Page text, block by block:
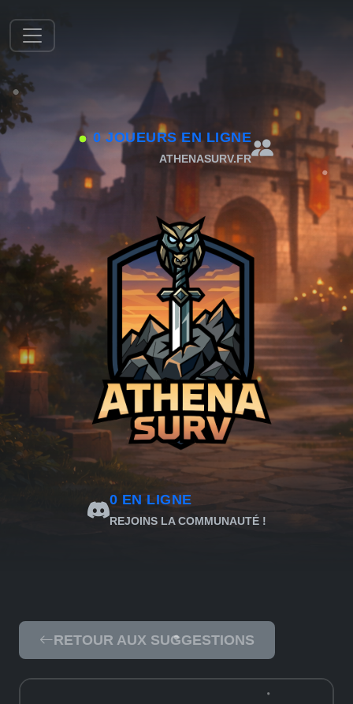
0 JOUEURS EN LIGNE
ATHENASURV.FR
0 EN LIGNE
REJOINS LA COMMUNAUTÉ !
RETOUR AUX SUGGESTIONS